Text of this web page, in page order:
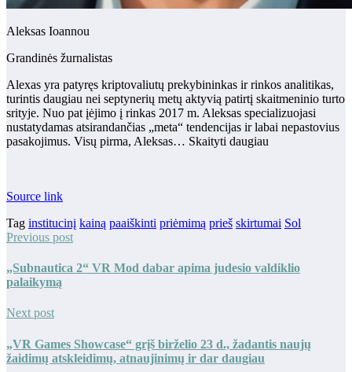
Aleksas Ioannou
Grandinės žurnalistas
Alexas yra patyręs kriptovaliutų prekybininkas ir rinkos analitikas,
turintis daugiau nei septynerių metų aktyvią patirtį skaitmeninio turto
srityje. Nuo pat įėjimo į rinkas 2017 m. Aleksas specializuojasi
nustatydamas atsirandančias „meta“ tendencijas ir labai nepastovius
pasakojimus. Visų pirma, Aleksas… Skaityti daugiau
Source link
Tag institucinį kainą paaiškinti priėmimą prieš skirtumai Sol
Previous post
„Subnautica 2“ VR Mod dabar apima judesio valdiklio
palaikymą
Next post
„VR Games Showcase“ grįš birželio 23 d., žadantis naujų
žaidimų atskleidimų, atnaujinimų ir dar daugiau